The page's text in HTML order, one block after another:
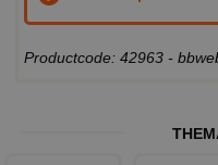
Productcode: 42963 -